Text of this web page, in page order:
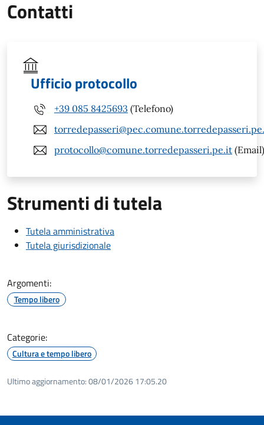
Contatti
Ufficio protocollo
+39 085 8425693 (Telefono)
protocollo@comune.torredepasseri.pe.it (Email)
Strumenti di tutela
Tutela amministrativa
Tutela giurisdizionale
Argomenti:
Tempo libero
Categorie:
Cultura e tempo libero
Ultimo aggiornamento:08/01/2026 17:05.20